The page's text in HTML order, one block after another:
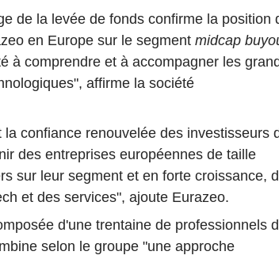
de la levée de fonds confirme la position
en Europe sur le segment midcap
à comprendre et à accompagner les
affirme la société
la confiance renouvelée des investisseurs
des entreprises européennes de taille
sur leur segment et en forte croissance,
et des services", ajoute Eurazeo.
d'une trentaine de professionnels
selon le groupe "une approche